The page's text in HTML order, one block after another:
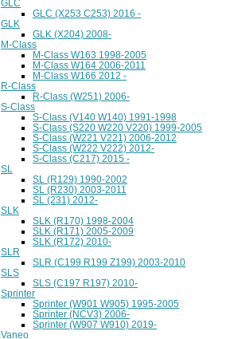
GLC
GLC (X253 C253) 2016 -
GLK
GLK (X204) 2008-
M-Class
M-Class W163 1998-2005
M-Class W164 2006-2011
M-Class W166 2012 -
R-Class
R-Class (W251) 2006-
S-Class
S-Class (V140 W140) 1991-1998
S-Class (S220 W220 V220) 1999-2005
S-Class (W221 V221) 2006-2012
S-Class (W222 V222) 2012-
S-Class (C217) 2015 -
SL
SL (R129) 1990-2002
SL (R230) 2003-2011
SL (231) 2012-
SLK
SLK (R170) 1998-2004
SLK (R171) 2005-2009
SLK (R172) 2010-
SLR
SLR (C199 R199 Z199) 2003-2010
SLS
SLS (C197 R197) 2010-
Sprinter
Sprinter (W901 W905) 1995-2005
Sprinter (NCV3) 2006-
Sprinter (W907 W910) 2019-
Vaneo